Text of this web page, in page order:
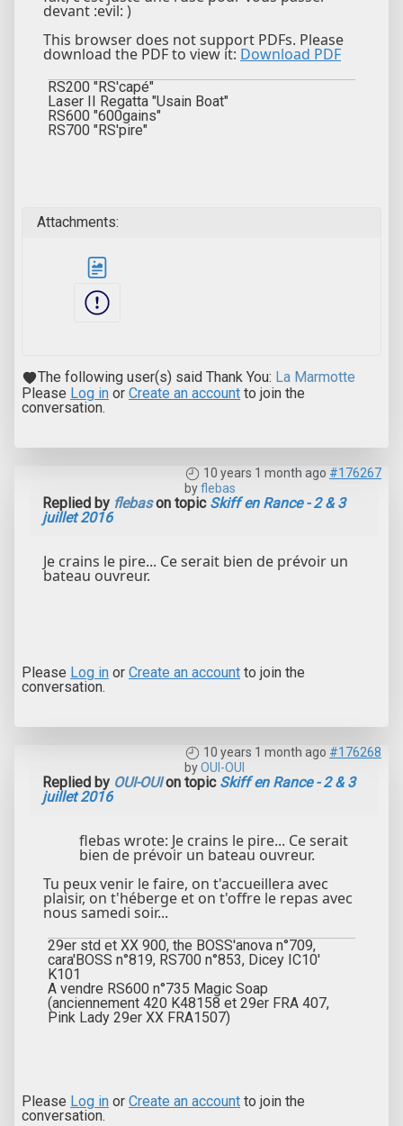
devant :evil: )
This browser does not support PDFs. Please
download the PDF to view it: Download PDF
RS200 "RS'capé"
Laser II Regatta "Usain Boat"
RS600 "600gains"
RS700 "RS'pire"
Attachments:
The following user(s) said Thank You: La Marmotte
Please Log in or Create an account to join the
conversation.
10 years 1 month ago #176267
byflebas
Replied by flebason topic Skiff en Rance - 2 & 3
juillet 2016
Je crains le pire... Ce serait bien de prévoir un
bateau ouvreur.
Please Log in or Create an account to join the
conversation.
10 years 1 month ago #176268
byOUI-OUI
Replied by OUI-OUIon topic Skiff en Rance - 2 & 3
juillet 2016
flebas wrote: Je crains le pire... Ce serait
bien de prévoir un bateau ouvreur.
Tu peux venir le faire, on t'accueillera avec
plaisir, on t'héberge et on t'offre le repas avec
nous samedi soir...
29er std et XX 900, the BOSS'anova n°709,
cara'BOSS n°819, RS700 n°853, Dicey IC10'
K101
A vendre RS600 n°735 Magic Soap
(anciennement 420 K48158 et 29er FRA 407,
Pink Lady 29er XX FRA1507)
Please Log in or Create an account to join the
conversation.